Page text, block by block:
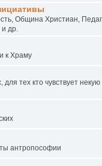
Община Христиан,
др.
к Храму
тех кто чувствует некую
антропософии